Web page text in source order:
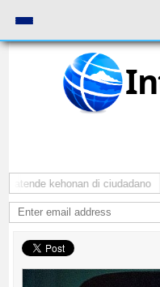
kehonan di ciudadano